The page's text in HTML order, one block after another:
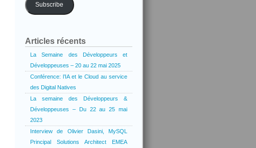
Subscribe
Articles récents
La Semaine des Développeurs et
Développeuses – 20 au 22 mai 2025
Conférence: l’IA et le Cloud au service
des Digital Natives
La semaine des Développeurs &
Développeuses – Du 22 au 25 mai
2023
Interview de Olivier Dasini, MySQL
Principal Solutions Architect EMEA